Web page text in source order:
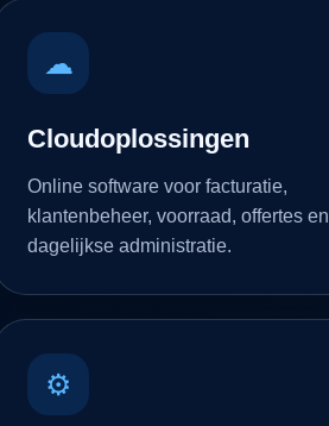
☁
Cloudoplossingen
Online software voor facturatie,
klantenbeheer, voorraad, offertes en
dagelijkse administratie.
⚙